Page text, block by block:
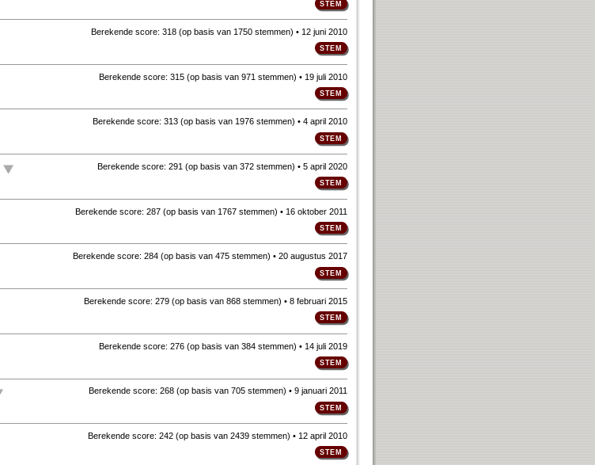
Berekende score: 318(op basis van 1750 stemmen) • 12 juni 2010
Berekende score: 315(op basis van 971 stemmen) • 19 juli 2010
Berekende score: 313(op basis van 1976 stemmen) • 4 april 2010
Berekende score: 291 (op basis van 372 stemmen) • 5 april 2020
Berekende score: 287(op basis van 1767 stemmen) • 16 oktober 2011
Berekende score: 284(op basis van 475 stemmen) • 20 augustus 2017
Berekende score: 279(op basis van 868 stemmen) • 8 februari 2015
Berekende score: 276(op basis van 384 stemmen) • 14 juli 2019
Berekende score: 268(op basis van 705 stemmen) • 9 januari 2011
Berekende score: 242(op basis van 2439 stemmen) • 12 april 2010